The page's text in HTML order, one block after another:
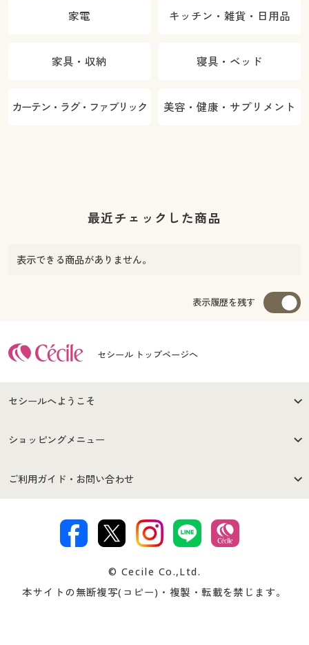
家電 キッチン・雑貨・日用品
家具・収納 寝具・ベッド
カーテン・ラグ・ファブリック 美容・健康・サプリメント
最近チェックした商品
表示できる商品がありません。
表示履歴を残す
セシール トップページへ
セシールへようこそ
はじめての方へ
セシールご利用規約
著作権・商標について 会社案内
ショッピングメニュー
商品カテゴリ
プレゼント＆キャンペーン サイトマップ
ご利用ガイド・お問い合わせ
交換・返品は お支払は
ついて
忘れの場合
© Cecile Co.,Ltd.
本サイトの無断複写(コピー)・複製・転載を禁じます。